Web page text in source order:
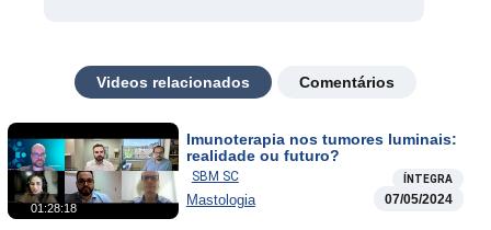
Videos relacionados Comentários
01:28:18
Imunoterapia nos tumores luminais:
realidade ou futuro?
SBM SC ÍNTEGRA
Mastologia 07/05/2024